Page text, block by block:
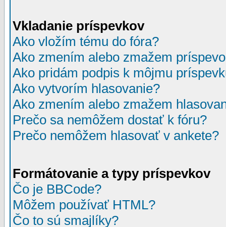
Vkladanie príspevkov
Ako vložím tému do fóra?
Ako zmením alebo zmažem
Ako pridám podpis k môjmu
Ako vytvorím hlasovanie?
Ako zmením alebo zmažem
Prečo sa nemôžem dostať k fóru?
Prečo nemôžem hlasovať v ankete?
Formátovanie a typy príspevkov
Čo je BBCode?
Môžem používať HTML?
Čo to sú smajlíky?